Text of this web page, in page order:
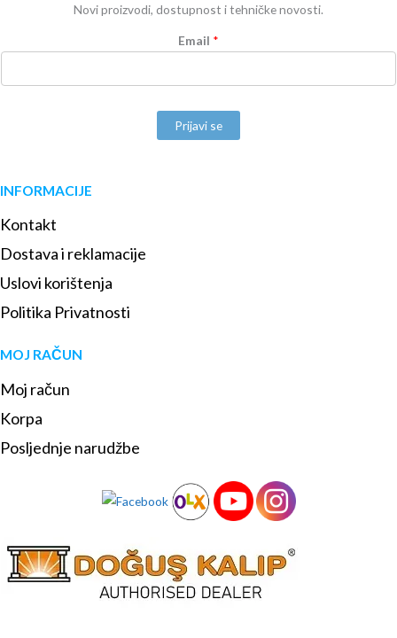
Novi proizvodi, dostupnost i tehničke novosti.
Email *
Prijavi se
INFORMACIJE
Kontakt
Dostava i reklamacije
Uslovi korištenja
Politika Privatnosti
MOJ RAČUN
Moj račun
Korpa
Posljednje narudžbe